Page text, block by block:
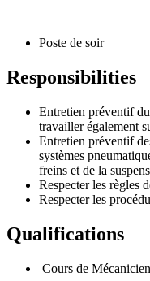
Poste de soir
Responsibilities
Entretien préventif
travailler également
Entretien préventif
systèmes
freins et de la
Respecter les règles
Respecter les
Qualifications
Cours de